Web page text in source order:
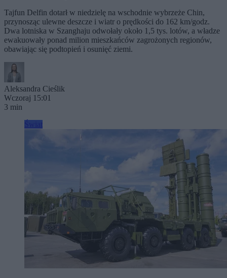
Tajfun Delfin dotarł w niedzielę na wschodnie wybrzeże Chin,
przynosząc ulewne deszcze i wiatr o prędkości do 162 km/godz.
Dwa lotniska w Szanghaju odwołały około 1,5 tys. lotów, a władze
ewakuowały ponad milion mieszkańców zagrożonych regionów,
obawiając się podtopień i osunięć ziemi.
Aleksandra Cieślik
Wczoraj 15:01
3 min